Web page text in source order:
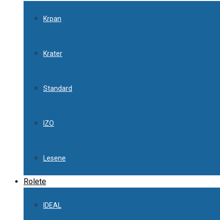
Krpan
Krater
Standard
IZO
Lesene
Rolete
IDEAL